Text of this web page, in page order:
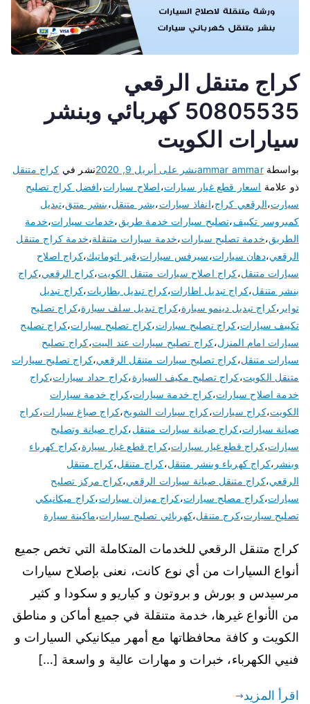
كراج متنقل الرقعي
50805535 كهربائي وبنشر
سيارات الكويت
بواسطةammar ammarنشر على أبريل 9, 2020 نشر في كراج متنقل
ذو علامة اسعار قطع غيار سيارات،اصلاح سيارات،افضل كراج تصليح
سيارت،الرقعي كراج،انفاذ سيارات،بشر متنقل،بنشر متتق،تبديل
كمبروسر تكييف،تصليح سيارات خدمة طريق،خدمات سيارات،خدمة
الطريق،خدمة تصليح سيارات،خدمة سيارات متنقلة،خدمة كراج متنقل
الرقعي،دهان سيارات،سيرفس سيارات،قير اتوماتيك،كراج اصلاح
سيارات متنقل،كراج اصلاح سيارات متنقل الكويت،كراج الرقعي،كراج
بنشر متنقل،كراج تبديل اطارات،كراج تبديل بطاريات،كراج تبديل
تواير ،كراج تبديل دينمو سيارة،كراج تبديل سلف سيارة،كراج تصليح
تكييف سيارات،كراج تصليح سبارات،كراج تصليح سيارات،كراج تصليح
سيارات امام المنزل،كراج تصليح سيارات عند البيت،كراج تصليح
سيارات متنقل،كراج تصليح سيارات متنقل الرقعي،كراج تصليح سيارات
متنقل الكويت،كراج تصليح مكيف السيارة،كراج حداد سيارات،كراج
خدمة اصلاح سيارات،كراج خدمة سيارات،كراج خدمة سيارات
الكويت،كراج سيارات،كراج سيارات الشويخ،كراج صباغ سيارات،كراج
صيانة سيارات،كراج صيانة سيارات متنقل،كراج صيانة وتصليح
سيارات،كراج قطع غيار سيارات،كراج قطع غيار سيارة،كراج كهرباء
وبنشر ،كراج كهرباء وبنشر متنقل،كراج متنقل،كراج متنقل
الرقعي،كراج متنقل صيانة سيارات الرقعي،كراج مركز تصليح
سيارات،كراج مصلح سيارات،كراج ميزان سيارات،كراج ميكانيكي
تصليح سيارت،كرج متنقل،كهربائي تصليح سيارات،ماكينة سيارة
كراج متنقل الرقعي للخدمات المتكاملة التي تخص جميع
أنواع السيارات من أي نوع كانت، نعنى بإصلاح سيارات
مرسيدس و بورش و بروتون و كياريو و سكودا و كثير
من الأنواع غيرها، خدمة متنقلة في جميع أماكن و مناطق
الكويت و كافة محافظاتها مع أمهر ميكانيكي السيارات و
فنيي الكهرباء، خبرات و مهارات عالية و واسعة […]
اقرأ المزيد